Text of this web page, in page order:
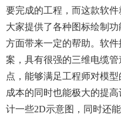
要完成的工程，而这款软
大家提供了各种图标绘制
方面带来一定的帮助。软
案，具有很强的三维电缆
点，能够满足工程师对模
成本的同时也能极大的提
计一些2D示意图，同时还